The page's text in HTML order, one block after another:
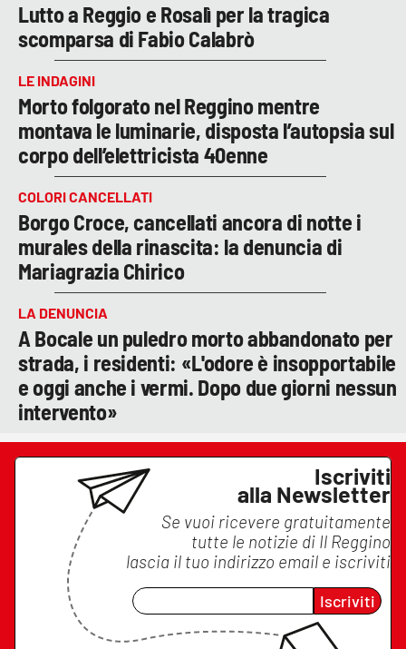
Lutto a Reggio e Rosalì per la tragica
scomparsa di Fabio Calabrò
LE INDAGINI
Morto folgorato nel Reggino mentre
montava le luminarie, disposta l’autopsia sul
corpo dell’elettricista 40enne
COLORI CANCELLATI
Borgo Croce, cancellati ancora di notte i
murales della rinascita: la denuncia di
Mariagrazia Chirico
LA DENUNCIA
A Bocale un puledro morto abbandonato per
strada, i residenti: «L'odore è insopportabile
e oggi anche i vermi. Dopo due giorni nessun
intervento»
Iscriviti
alla Newsletter
Se vuoi ricevere gratuitamente
tutte le notizie di Il Reggino
lascia il tuo indirizzo email e iscriviti
Iscriviti